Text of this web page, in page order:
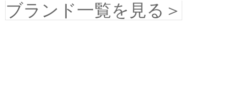
ブランド一覧を見る＞